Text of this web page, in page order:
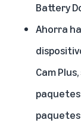
Battery
Ahorra
Cam Plus,
paquetes